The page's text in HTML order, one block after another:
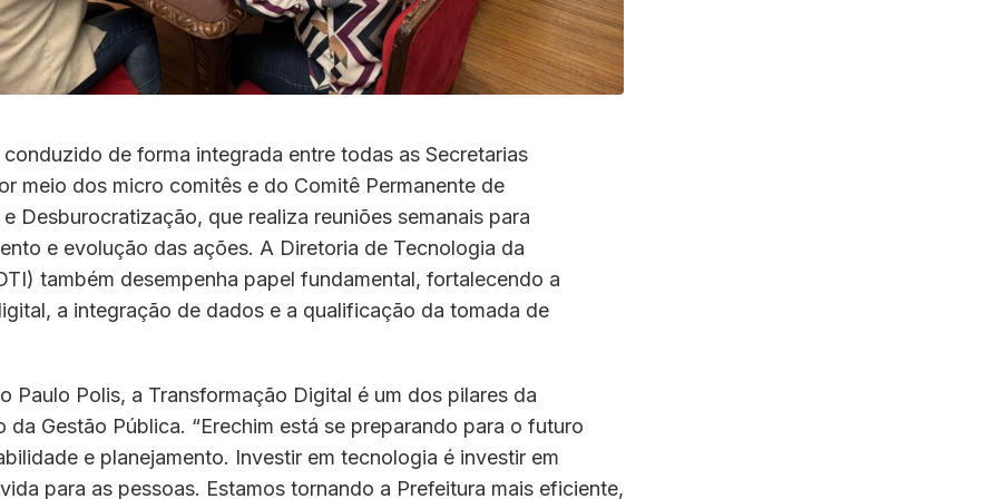
de forma integrada entre todas as Secretarias
meio dos micro comitês e do Comitê Permanente de
Desburocratização, que realiza reuniões semanais para
e evolução das ações. A Diretoria de Tecnologia da
também desempenha papel fundamental, fortalecendo a
a integração de dados e a qualificação da tomada de
Paulo Polis, a Transformação Digital é um dos pilares da
da Gestão Pública. “Erechim está se preparando para o futuro
e planejamento. Investir em tecnologia é investir em
para as pessoas. Estamos tornando a Prefeitura mais eficiente,